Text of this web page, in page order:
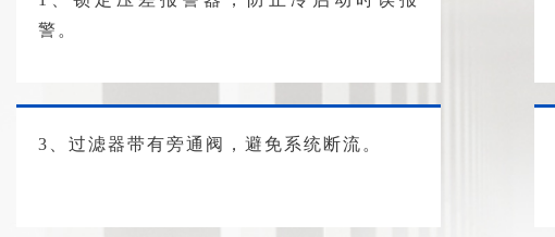
警。
3、过滤器带有旁通阀，避免系统断流。